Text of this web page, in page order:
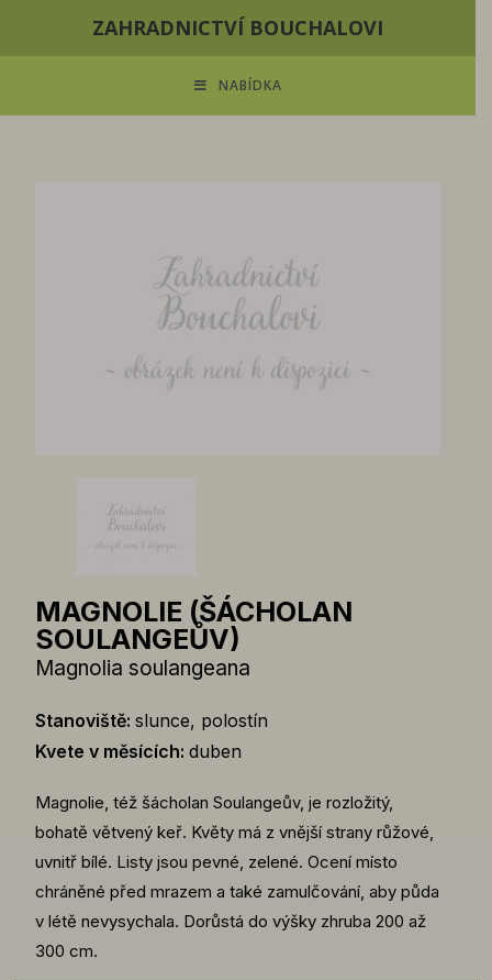
ZAHRADNICTVÍ BOUCHALOVI
NABÍDKA
MAGNOLIE (ŠÁCHOLAN
SOULANGEŮV)
Magnolia soulangeana
Stanoviště: slunce, polostín
Kvete v měsících: duben
Magnolie, též šácholan Soulangeův, je rozložitý,
bohatě větvený keř. Květy má z vnější strany růžové,
uvnitř bílé. Listy jsou pevné, zelené. Ocení místo
chráněné před mrazem a také zamulčování, aby půda
v létě nevysychala. Dorůstá do výšky zhruba 200 až
300 cm.